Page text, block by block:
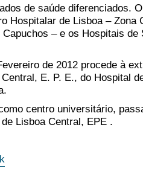
de saúde diferenciados.
Hospitalar de Lisboa – Zona
– e os Hospitais de
de 2012 procede à
E. P. E., do Hospital
centro universitário,
Lisboa Central, EPE .